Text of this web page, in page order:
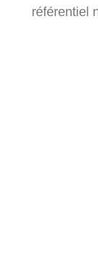
référentiel